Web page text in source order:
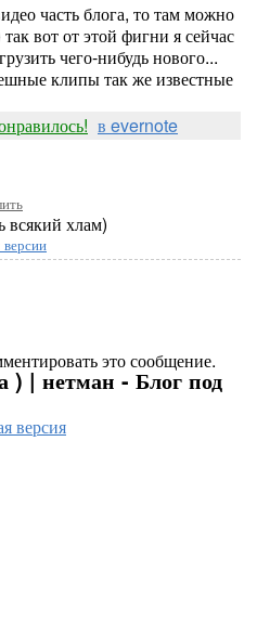
часть блога, то там можно
вот от этой фигни я сейчас
чего-нибудь нового...
клипы так же известные
в evernote
всякий хлам)
это сообщение.
) | нетман - Блог под
версия